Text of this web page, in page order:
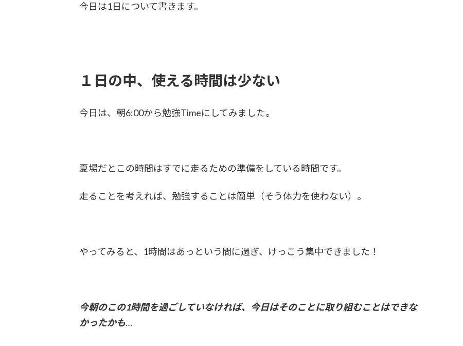
今日は1日について書きます。
１日の中、使える時間は少ない
今日は、朝6:00から勉強Timeにしてみました。
夏場だとこの時間はすでに走るための準備をしている時間です。
走ることを考えれば、勉強することは簡単（そう体力を使わない）。
やってみると、1時間はあっという間に過ぎ、けっこう集中できました！
今朝のこの1時間を過ごしていなければ、今日はそのことに取り組むことはできな
かったかも…